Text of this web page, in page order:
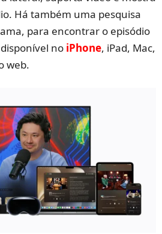
Há também uma pesquisa
para encontrar o episódio
no iPhone, iPad, Mac,
web.